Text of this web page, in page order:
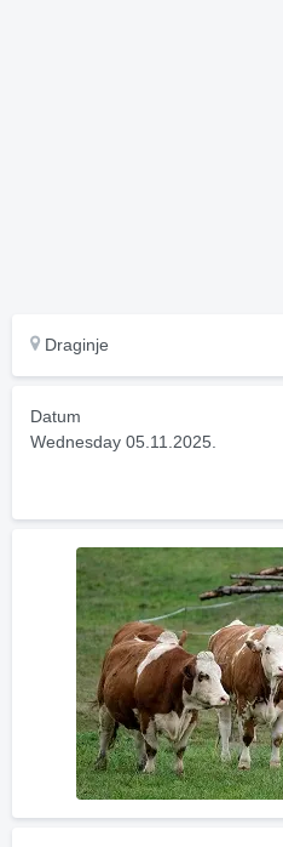
Draginje
Datum
Wednesday 05.11.2025.